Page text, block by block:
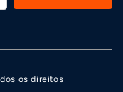
os direitos